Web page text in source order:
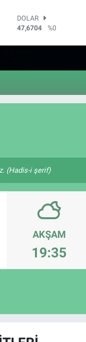
DOLAR
47,6704
%0
55,0406
%-0.08
BİST100
(Hadis-i şerif)
AKŞAM
19:35